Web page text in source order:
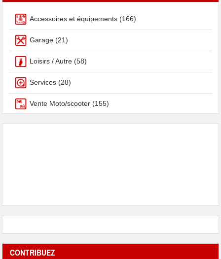
Accessoires et équipements (166)
Garage (21)
Loisirs / Autre (58)
Services (28)
Vente Moto/scooter (155)
CONTRIBUEZ